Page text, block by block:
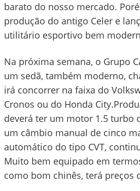
barato do nosso mercado.
produção do antigo Celer e
utilitário esportivo bem
Na próxima semana, o Grupo
um sedã, também moderno,
irá concorrer na faixa do
Cronos ou do Honda
deverá ter um motor 1.5 turbo
um câmbio manual de cinco
automático do tipo CVT,
Muito bem equipado em
como bom chinês, terá preços